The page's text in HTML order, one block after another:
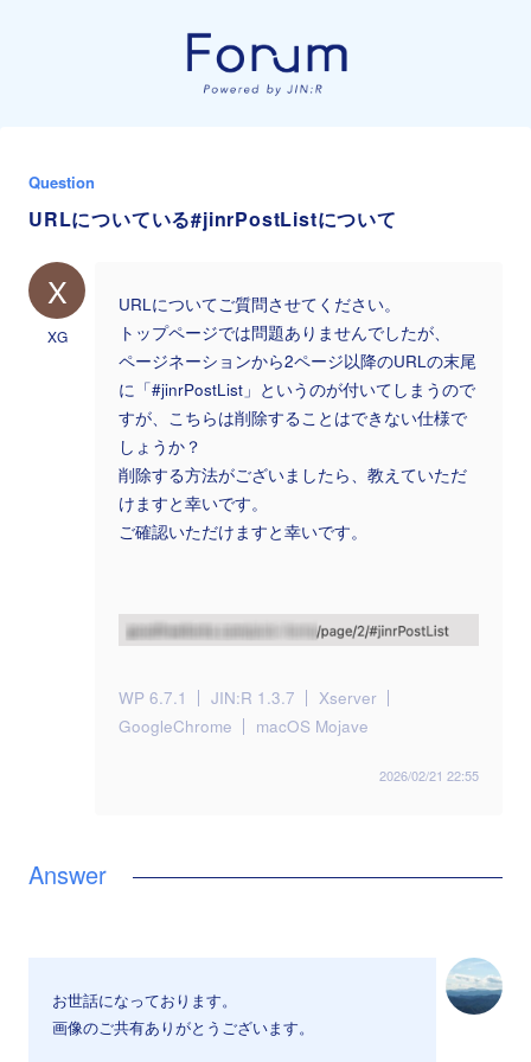
Question
URLについている#jinrPostListについて
X
XG
URLについてご質問させてください。
トップページでは問題ありませんでしたが、
ページネーションから2ページ以降のURLの末尾
に「#jinrPostList」というのが付いてしまうので
すが、こちらは削除することはできない仕様で
しょうか？
削除する方法がございましたら、教えていただ
けますと幸いです。
ご確認いただけますと幸いです。
WP 6.7.1 JIN:R 1.3.7
Xserver
GoogleChrome
macOS Mojave
2026/02/21 22:55
お世話になっております。
画像のご共有ありがとうございます。